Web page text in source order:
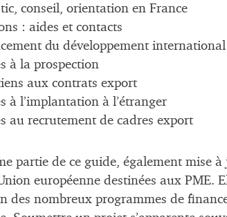
conseil, orientation en France
: aides et contacts
du développement international
à la prospection
aux contrats export
à l’implantation à l’étranger
au recrutement de cadres export
partie de ce guide, également mise
européenne destinées aux PME.
des nombreux programmes de